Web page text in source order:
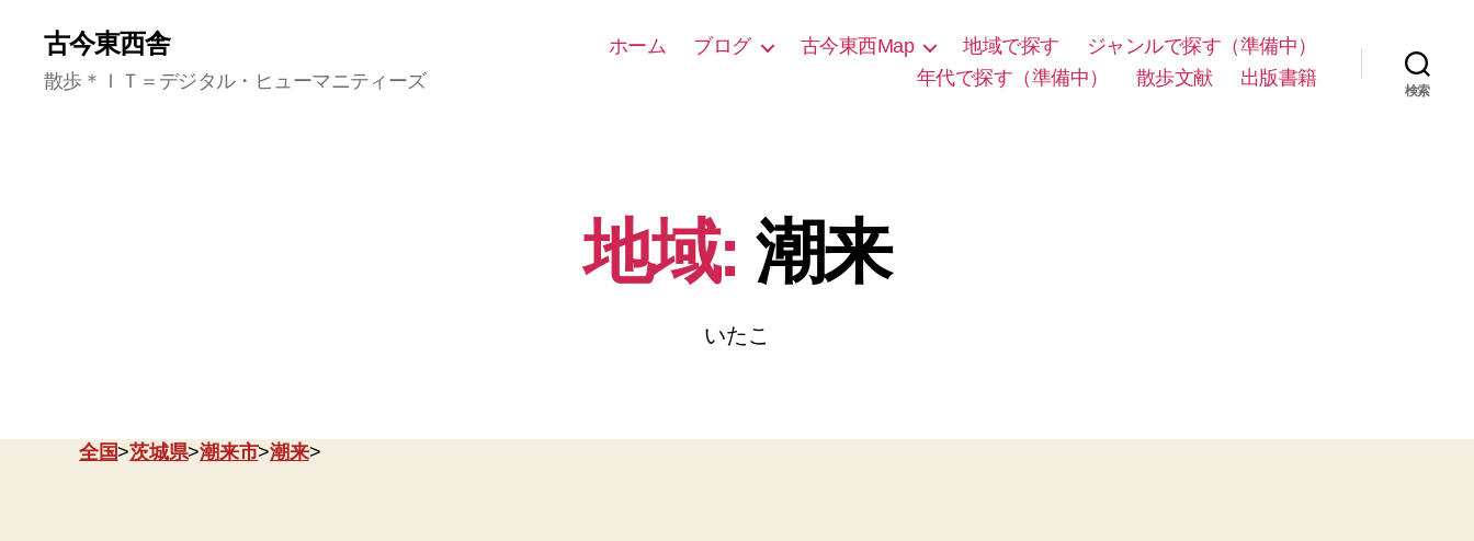
古今東西舎
散歩＊ＩＴ＝デジタル・ヒューマニティーズ
ホーム ブログ 古今東西Map 地域で探す
ジャンルで探す（準備中）
年代で探す（準備中）
散歩文献 出版書籍
検索
地域: 潮来
いたこ
全国>茨城県>潮来市>潮来>